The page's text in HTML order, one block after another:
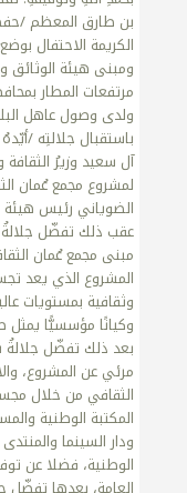
بن طارق المعظم /
الكريمة الاحتفال
ومبنى هيئة الوثائق
مرتفعات المطار
ولدى وصول عاهل
باستقبال جلالتِه /
آل سعيد وزيرُ
لمشروع مجمع عُمان
الضوياني رئيس هيئة
عقب ذلك تفضّل
مبنى مجمع عُمان
المشروع الذي يعد
وثقافية بمستويات
وكيانًا مؤسسيًّا يمثل
بعد ذلك تفضّل
مرئي عن المشروع،
الثقافي من خلال
المكتبة الوطنية
ودار السينما
الوطنية، فضلا عن